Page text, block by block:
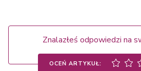
Znalazłeś odpowiedzi na
OCEŃ ARTYKUŁ: